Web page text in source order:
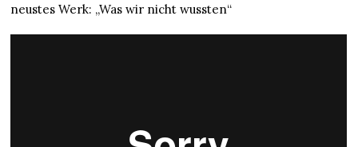
neustes Werk: „Was wir nicht wussten“